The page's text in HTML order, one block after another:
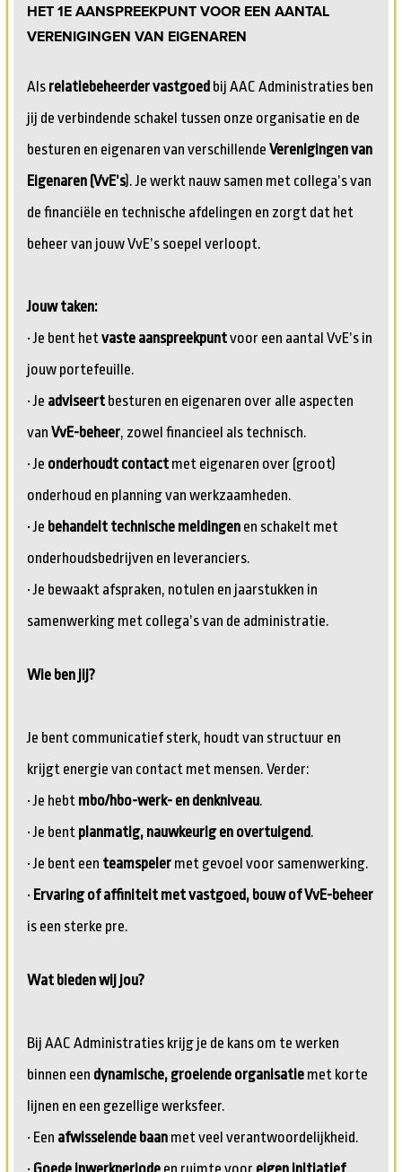
HET 1E AANSPREEKPUNT VOOR EEN AANTAL
VERENIGINGEN VAN EIGENAREN
Als relatiebeheerder vastgoed bij AAC Administraties ben
jij de verbindende schakel tussen onze organisatie en de
besturen en eigenaren van verschillende Verenigingen van
Eigenaren (VvE’s). Je werkt nauw samen met collega’s van
de financiële en technische afdelingen en zorgt dat het
beheer van jouw VvE’s soepel verloopt.
Jouw taken:
• Je bent hetvaste aanspreekpuntvoor een aantal VvE’s in
jouw portefeuille.
• Je adviseert besturen en eigenaren over alle aspecten
van VvE-beheer, zowel financieel als technisch.
• Je onderhoudt contact met eigenaren over (groot)
onderhoud en planning van werkzaamheden.
• Je behandelt technische meldingen en schakelt met
onderhoudsbedrijven en leveranciers.
• Je bewaakt afspraken, notulen en jaarstukken in
samenwerking met collega’s van de administratie.
Wie ben jij?
Je bent communicatief sterk, houdt van structuur en
krijgt energie van contact met mensen. Verder:
• Je hebt mbo/hbo-werk- en denkniveau.
• Je bent planmatig, nauwkeurig en overtuigend.
• Je bent een teamspeler met gevoel voor samenwerking.
• Ervaring of affiniteit met vastgoed, bouw of VvE-beheer
is een sterke pre.
Wat bieden wij jou?
Bij AAC Administraties krijg je de kans om te werken
binnen een dynamische, groeiende organisatie met korte
lijnen en een gezellige werksfeer.
• Een afwisselende baan met veel verantwoordelijkheid.